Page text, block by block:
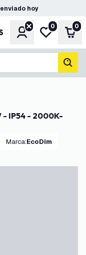
enviado hoy
CuentaMi lista de
0 0
Marca: EcoDim